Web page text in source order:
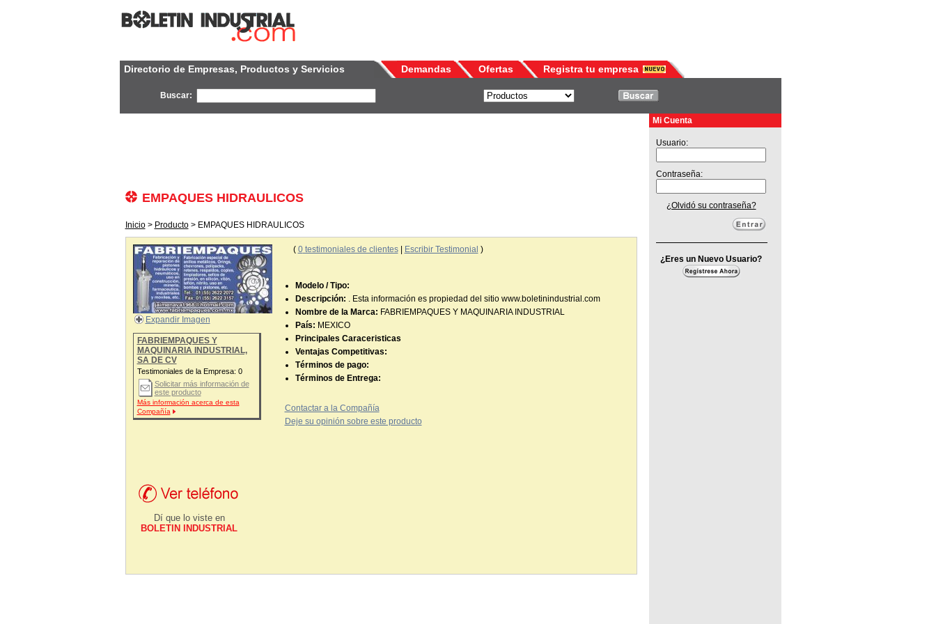
Directorio de Empresas, Productos y Servicios Demandas Ofertas Registra tu empresa
Buscar:
Mi Cuenta
EMPAQUES HIDRAULICOS
Inicio> Producto> EMPAQUES HIDRAULICOS
Expandir Imagen
FABRIEMPAQUES Y
MAQUINARIA INDUSTRIAL,
SA DE CV
Testimoniales de la Empresa: 0
Solicitar más información de
este producto
Más información acerca de esta
Compañía
Dí que lo viste en
BOLETIN INDUSTRIAL
( 0testimoniales de clientes| Escribir Testimonial )
Modelo / Tipo:
Descripción: . Esta información es propiedad del sitio www.boletinindustrial.com
Nombre de la Marca: FABRIEMPAQUES Y MAQUINARIA INDUSTRIAL
País: MEXICO
Principales Caraceristicas
Ventajas Competitivas:
Términos de pago:
Términos de Entrega:
Contactar a la Compañía
Deje su opinión sobre este producto
Usuario:
Contraseña:
¿Olvidó su contraseña?
¿Eres un Nuevo Usuario?